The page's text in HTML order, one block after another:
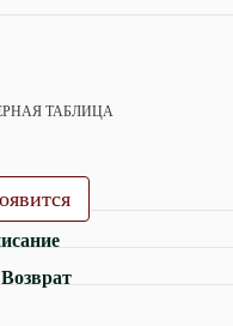
ТАБЛИЦА
Возврат